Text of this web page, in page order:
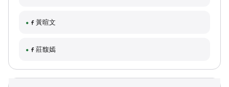
黃暄文
莊馥嫣